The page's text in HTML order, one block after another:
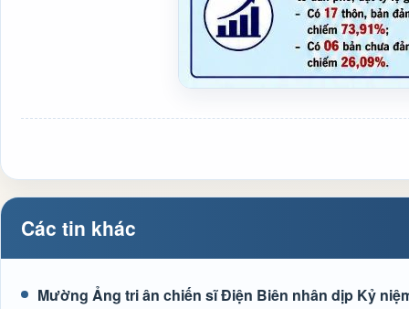
Các tin khác
Mường Ảng tri ân chiến sĩ Điện Biên nhân dịp Kỷ